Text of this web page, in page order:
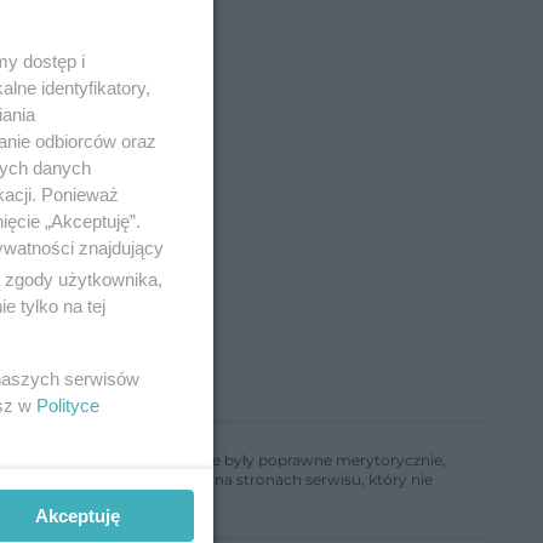
informacje w nim zawarte były poprawne merytorycznie,
informacji zamieszczonych na stronach serwisu, który nie
dostęp i
identyfikatory,
odbiorców oraz
danych
Ponieważ
„Akceptuję”.
znajdujący
użytkownika,
tylko na tej
serwisów
w Polityce
Akceptuję